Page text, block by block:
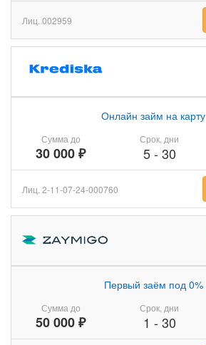
Лиц. 002959
Сумма до
30 000 ₽
Онлайн займ на карту
Срок, дни
5- 30
Лиц. 2-11-07-24-000760
Сумма до
50 000 ₽
Первый заём под 0%
Срок, дни
1 - 30